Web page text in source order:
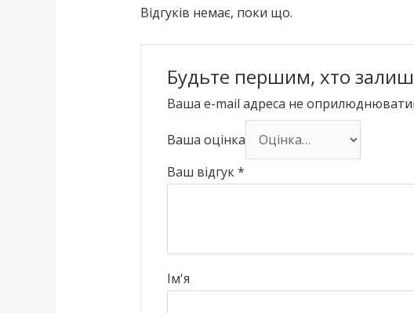
Відгуків немає, поки що.
Будьте першим, хто
Ваша e-mail адреса не
Ваша оцінка
Ваш відгук*
Ім'я